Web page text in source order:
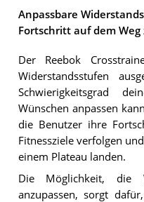
Anpassbare
Fortschritt auf dem
Der Reebok
Widerstandsstufen
Schwierigkeitsgrad
Wünschen anpassen
die Benutzer ihre
Fitnessziele verfolgen
einem Plateau landen.
Die Möglichkeit, die
anzupassen, sorgt